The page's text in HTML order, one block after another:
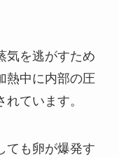
気を逃がすため
熱中に内部の圧
ています。
ても卵が爆発す